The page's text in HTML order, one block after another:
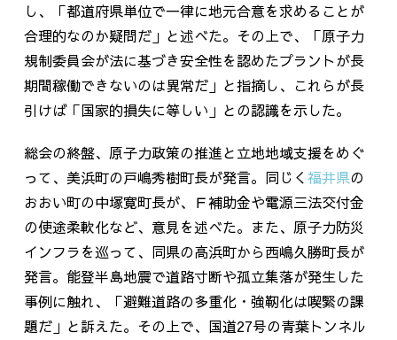
し、「都道府県単位で一律に地元合意を求めることが
合理的なのか疑問だ」と述べた。その上で、「原子力
規制委員会が法に基づき安全性を認めたプラントが長
期間稼働できないのは異常だ」と指摘し、これらが長
引けば「国家的損失に等しい」との認識を示した。
総会の終盤、原子力政策の推進と立地地域支援をめぐ
って、美浜町の戸嶋秀樹町長が発言。同じく 福井県の
おおい町の中塚寛町長が、Ｆ補助金や電源三法交付金
の使途柔軟化など、意見を述べた。また、原子力防災
インフラを巡って、同県の高浜町から西嶋久勝町長が
発言。能登半島地震で道路寸断や孤立集落が発生した
事例に触れ、「避難道路の多重化・強靭化は喫緊の課
題だ」と訴えた。その上で、国道27号の青葉トンネル